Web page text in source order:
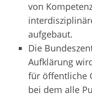
von
aufgebaut.
Die
Aufklärung
für öffentliche
bei dem alle